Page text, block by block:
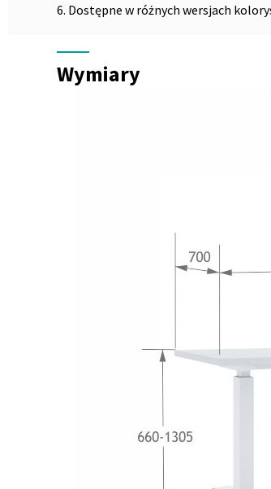
6. Dostępne w różnych wersjach
Wymiary